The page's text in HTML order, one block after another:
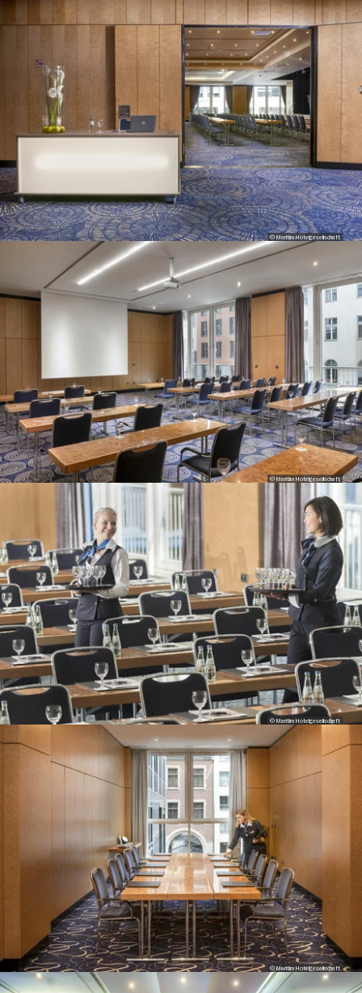
© Maritim Hotelgesellschaft
© Maritim Hotelgesellschaft
© Maritim Hotelgesellschaft
© Maritim Hotelgesellschaft